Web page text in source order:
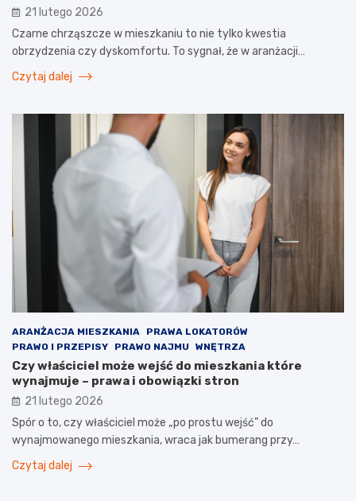
21 lutego 2026
Czarne chrząszcze w mieszkaniu to nie tylko kwestia
obrzydzenia czy dyskomfortu. To sygnał, że w aranżacji…
Czytaj dalej
ARANŻACJA MIESZKANIA
PRAWA LOKATORÓW
PRAWO I PRZEPISY
PRAWO NAJMU WNĘTRZA
Czy właściciel może wejść do mieszkania które
wynajmuje – prawa i obowiązki stron
21 lutego 2026
Spór o to, czy właściciel może „po prostu wejść” do
wynajmowanego mieszkania, wraca jak bumerang przy…
Czytaj dalej